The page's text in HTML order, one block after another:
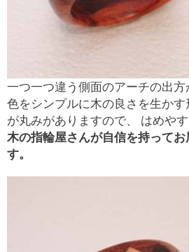
一つ一つ違う側面のアーチの出
色をシンプルに木の良さを生か
が丸みがありますので、 はめやす
木の指輪屋さんが自信を持って
す。